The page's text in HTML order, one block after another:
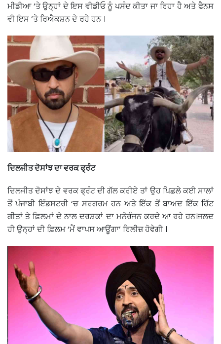
ਮੀਡੀਆ ‘ਤੇ ਉਨ੍ਹਾਂ ਦੇ ਇਸ ਵੀਡੀਓ ਨੂੰ ਪਸੰਦ ਕੀਤਾ ਜਾ ਰਿਹਾ ਹੈ ਅਤੇ ਫੈਨਸ
ਵੀ ਇਸ ‘ਤੇ ਰਿਐਕਸ਼ਨ ਦੇ ਰਹੇ ਹਨ ।
ਦਿਲਜੀਤ ਦੋਸਾਂਝ ਦਾ ਵਰਕ ਫ੍ਰੰਟ
ਦਿਲਜੀਤ ਦੋਸਾਂਝ ਦੇ ਵਰਕ ਫ੍ਰੰਟ ਦੀ ਗੱਲ ਕਰੀਏ ਤਾਂ ਉਹ ਪਿਛਲੇ ਕਈ ਸਾਲਾਂ
ਤੋਂ ਪੰਜਾਬੀ ਇੰਡਸਟਰੀ ‘ਚ ਸਰਗਰਮ ਹਨ ਅਤੇ ਇੱਕ ਤੋਂ ਬਾਅਦ ਇੱਕ ਹਿੱਟ
ਗੀਤਾਂ ਤੇ ਫ਼ਿਲਮਾਂ ਦੇ ਨਾਲ ਦਰਸ਼ਕਾਂ ਦਾ ਮਨੋਰੰਜਨ ਕਰਦੇ ਆ ਰਹੇ ਹਨ।ਜਲਦ
ਹੀ ਉਨ੍ਹਾਂ ਦੀ ਫ਼ਿਲਮ ‘ਮੈਂ ਵਾਪਸ ਆਊਂਗਾ’ ਰਿਲੀਜ਼ ਹੋਵੇਗੀ ।